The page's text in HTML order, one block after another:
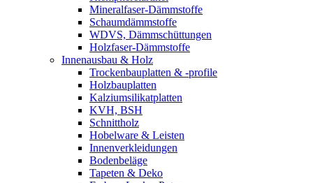
Mineralfaser-Dämmstoffe
Schaumdämmstoffe
WDVS, Dämmschüttungen
Holzfaser-Dämmstoffe
Innenausbau & Holz
Trockenbauplatten & -profile
Holzbauplatten
Kalziumsilikatplatten
KVH, BSH
Schnittholz
Hobelware & Leisten
Innenverkleidungen
Bodenbeläge
Tapeten & Deko